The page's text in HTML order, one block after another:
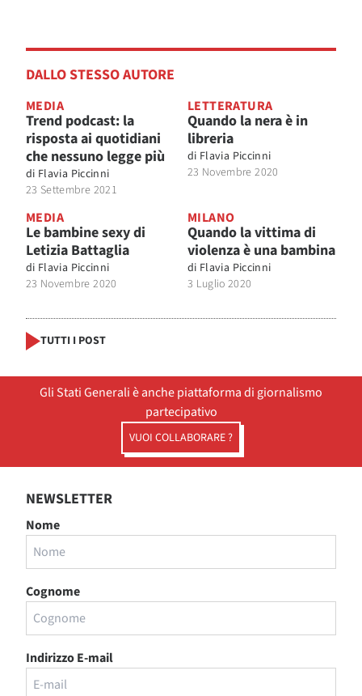
DALLO STESSO AUTORE
MEDIA
Trend podcast: la
risposta ai quotidiani
che nessuno legge più
di Flavia Piccinni
23 Settembre 2021
LETTERATURA
Quando la nera è in
libreria
di Flavia Piccinni
23 Novembre 2020
MEDIA
Le bambine sexy di
Letizia Battaglia
di Flavia Piccinni
23 Novembre 2020
MILANO
Quando la vittima di
violenza è una bambina
di Flavia Piccinni
3 Luglio 2020
TUTTI I POST
Gli Stati Generali è anche piattaforma di giornalismo
partecipativo
VUOI COLLABORARE ?
NEWSLETTER
Nome
Cognome
Indirizzo E-mail